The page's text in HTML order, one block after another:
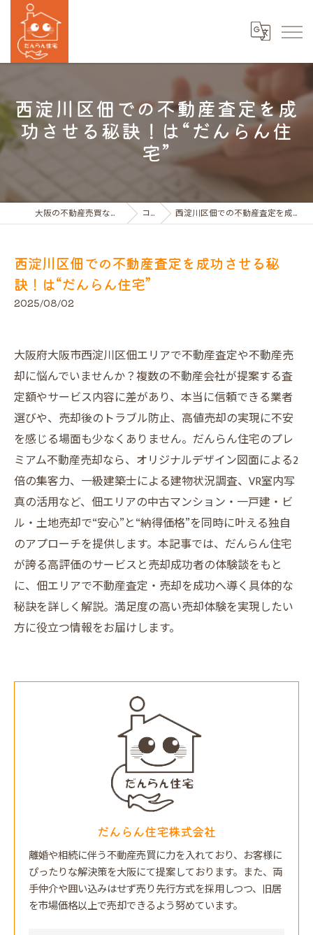
西淀川区佃での不動産査定を成
功させる秘訣！は“だんらん住
宅”
大阪の不動産売買ならだんらん住宅株式会社 コラム 西淀川区佃での不動産査定を成功させる秘訣！は“だんらん住宅”
西淀川区佃での不動産査定を成功させる秘
訣！は“だんらん住宅”
2025/08/02
大阪府大阪市西淀川区佃エリアで不動産査定や不動産売
却に悩んでいませんか？複数の不動産会社が提案する査
定額やサービス内容に差があり、本当に信頼できる業者
選びや、売却後のトラブル防止、高値売却の実現に不安
を感じる場面も少なくありません。だんらん住宅のプレ
ミアム不動産売却なら、オリジナルデザイン図面による2
倍の集客力、一級建築士による建物状況調査、VR室内写
真の活用など、佃エリアの中古マンション・一戸建・ビ
ル・土地売却で“安心”と“納得価格”を同時に叶える独自
のアプローチを提供します。本記事では、だんらん住宅
が誇る高評価のサービスと売却成功者の体験談をもと
に、佃エリアで不動産査定・売却を成功へ導く具体的な
秘訣を詳しく解説。満足度の高い売却体験を実現したい
方に役立つ情報をお届けします。
だんらん住宅株式会社
離婚や相続に伴う不動産売買に力を入れており、お客様に
ぴったりな解決策を大阪にて提案しております。また、両
手仲介や囲い込みはせず売り先行方式を採用しつつ、旧居
を市場価格以上で売却できるよう努めています。